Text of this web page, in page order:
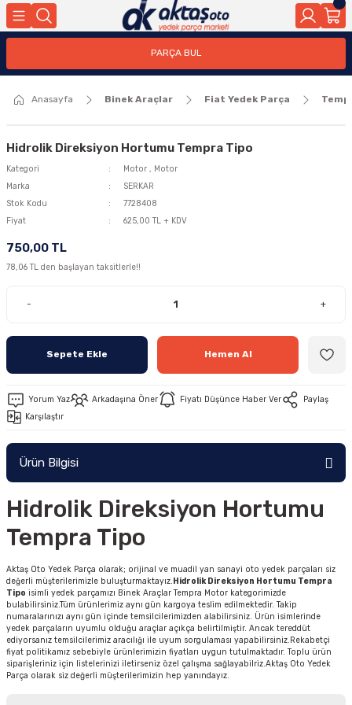
Geri Dön
Geri Dön
PARÇA BUL
Anasayfa Binek Araçlar Fiat Yedek Parça
Hidrolik Direksiyon Hortumu Tempra Tipo
Kategori Motor , Motor
Marka
SERKAR
Stok Kodu
7728408
Fiyat
625,00 TL + KDV
750,00 TL
78,06 TL den başlayan taksitlerle!!
- +
Sepete Ekle Hemen Al
Yorum Yaz Arkadaşına Öner Fiyatı Düşünce Haber Ver
Paylaş
Karşılaştır
Ürün Bilgisi
Hidrolik Direksiyon Hortumu
Tempra Tipo
Aktaş Oto Yedek Parça olarak; orijinal ve muadil yan sanayi oto yedek parçaları siz
değerli müşterilerimizle buluşturmaktayız.Hidrolik Direksiyon Hortumu Tempra
Tipo isimli yedek parçamızı Binek Araçlar Tempra Motor kategorimizde
bulabilirsiniz.Tüm ürünlerimiz aynı gün kargoya teslim edilmektedir. Takip
numaralarınızı aynı gün içinde temsilcilerimizden alabilirsiniz. Ürün isimlerinde
yedek parçaların uyumlu olduğu araçlar açıkça belirtilmiştir. Ancak tereddüt
ediyorsanız temsilcilerimiz aracılığı ile uyum sorgulaması yapabilirsiniz.Rekabetçi
fiyat politikamız sebebiyle ürünlerimizin fiyatları uygun tutulmaktadır. Toplu ürün
siparişleriniz için listelerinizi iletirseniz özel çalışma sağlayabilriz.Aktaş Oto Yedek
Parça olarak siz değerli müşterilerimizin hep yanındayız.